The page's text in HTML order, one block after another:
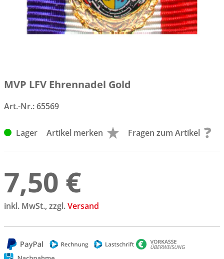
MVP LFV Ehrennadel Gold
Art.-Nr.:65569
Lager Artikel merken Fragen zum Artikel
7,50 €
inkl. MwSt., zzgl.Versand